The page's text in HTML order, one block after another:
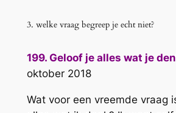
3. welke vraag begreep je echt niet?
199. Geloof je alles wat je
oktober 2018
Wat voor een vreemde vraag